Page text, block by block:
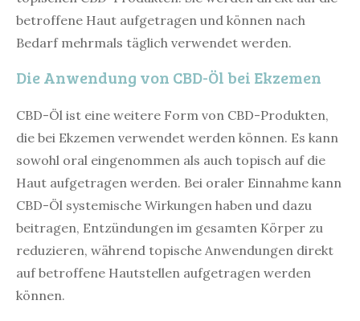
betroffene Haut aufgetragen und können nach
Bedarf mehrmals täglich verwendet werden.
Die Anwendung von CBD-Öl bei Ekzemen
CBD-Öl ist eine weitere Form von CBD-Produkten,
die bei Ekzemen verwendet werden können. Es kann
sowohl oral eingenommen als auch topisch auf die
Haut aufgetragen werden. Bei oraler Einnahme kann
CBD-Öl systemische Wirkungen haben und dazu
beitragen, Entzündungen im gesamten Körper zu
reduzieren, während topische Anwendungen direkt
auf betroffene Hautstellen aufgetragen werden
können.